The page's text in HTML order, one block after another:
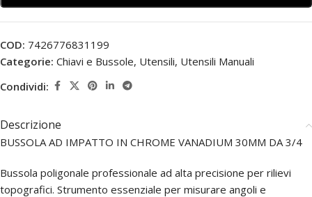
COD: 7426776831199
Categorie: Chiavi e Bussole, Utensili, Utensili Manuali
Condividi:
Descrizione
BUSSOLA AD IMPATTO IN CHROME VANADIUM 30MM DA 3/4
Bussola poligonale professionale ad alta precisione per rilievi
topografici. Strumento essenziale per misurare angoli e